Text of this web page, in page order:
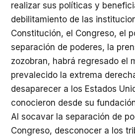
realizar sus políticas y
debilitamiento de las
Constitución, el Congreso, el
separación de poderes, la
zozobran, habrá regresado el
prevalecido la extrema
desaparecer a los Estados
conocieron desde su
Al socavar la separación de
Congreso, desconocer a los